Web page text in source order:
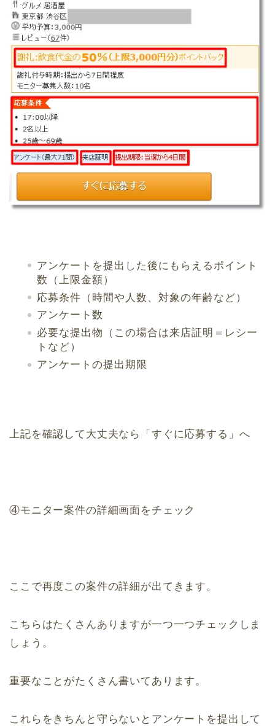
アンケートを提出した後にもらえるポイント
数（上限金額）
応募条件（時間や人数、対象の年齢など）
アンケート数
必要な提出物（この場合は来店証明＝レシー
トなど）
アンケートの提出期限
上記を確認して大丈夫なら「すぐに応募する」へ
④モニター案件の詳細画面をチェック
ここで再度この案件の詳細が出てきます。
こちらはたくさんありますが一つ一つチェックしま
しょう。
重要なことがたくさん書いてあります。
これらをきちんと守らないとアンケートを提出して